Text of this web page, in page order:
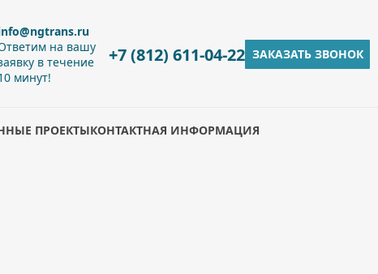
на вашу
в течение
минут!
+7 (812) 611-04-22 ЗАКАЗАТЬ ЗВОНОК
ПРОЕКТЫКОНТАКТНАЯ ИНФОРМАЦИЯ